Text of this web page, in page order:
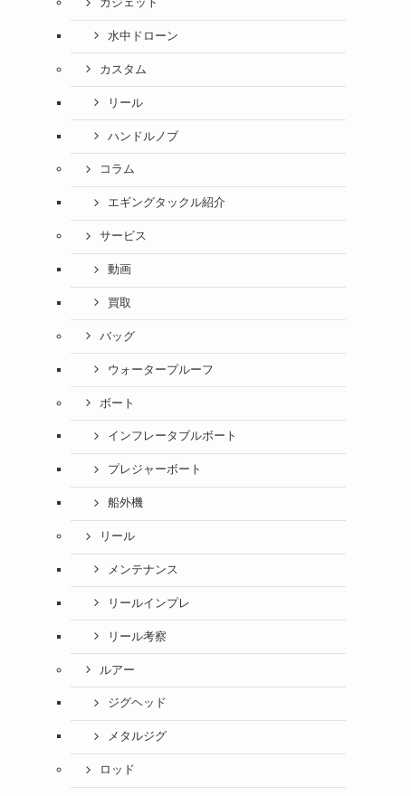
ガジェット
水中ドローン
カスタム
リール
ハンドルノブ
コラム
エギングタックル紹介
サービス
動画
買取
バッグ
ウォータープルーフ
ボート
インフレータブルボート
プレジャーボート
船外機
リール
メンテナンス
リールインプレ
リール考察
ルアー
ジグヘッド
メタルジグ
ロッド